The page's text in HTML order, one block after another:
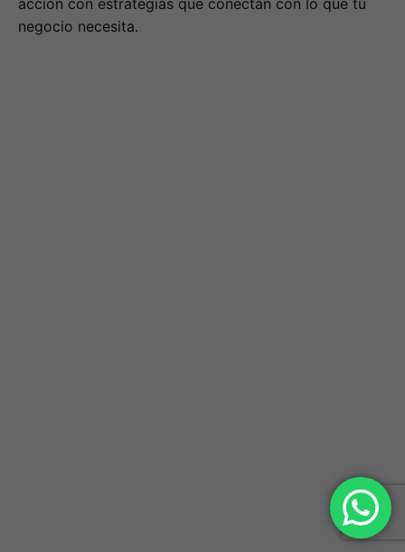
negocio necesita.